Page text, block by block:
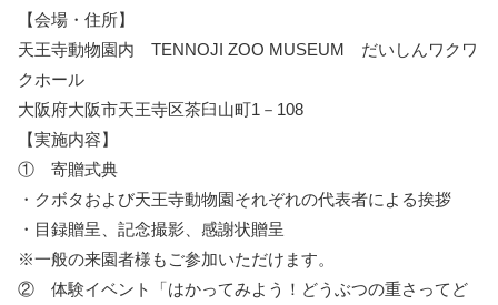
【会場・住所】
天王寺動物園内 TENNOJI ZOO MUSEUM だいしんワクワ
クホール
大阪府大阪市天王寺区茶臼山町1－108
【実施内容】
① 寄贈式典
・クボタおよび天王寺動物園それぞれの代表者による挨拶
・目録贈呈、記念撮影、感謝状贈呈
※一般の来園者様もご参加いただけます。
② 体験イベント「はかってみよう！どうぶつの重さってど